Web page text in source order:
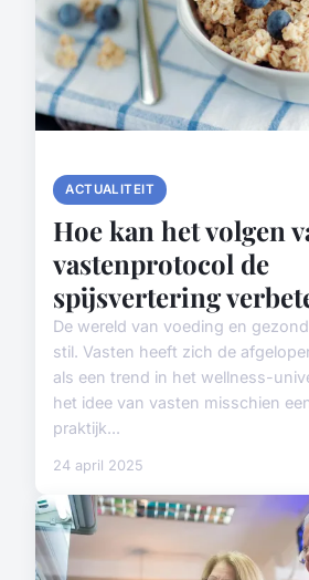
ACTUALITEIT
Hoe kan het volgen
vastenprotocol de
spijsvertering
De wereld van voeding en
stil. Vasten heeft zich de
als een trend in het wellness-
het idee van vasten misschien
praktijk...
24 april 2025